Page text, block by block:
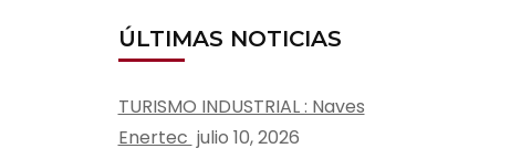
ÚLTIMAS NOTICIAS
TURISMO INDUSTRIAL : Naves
Enertec julio 10, 2026